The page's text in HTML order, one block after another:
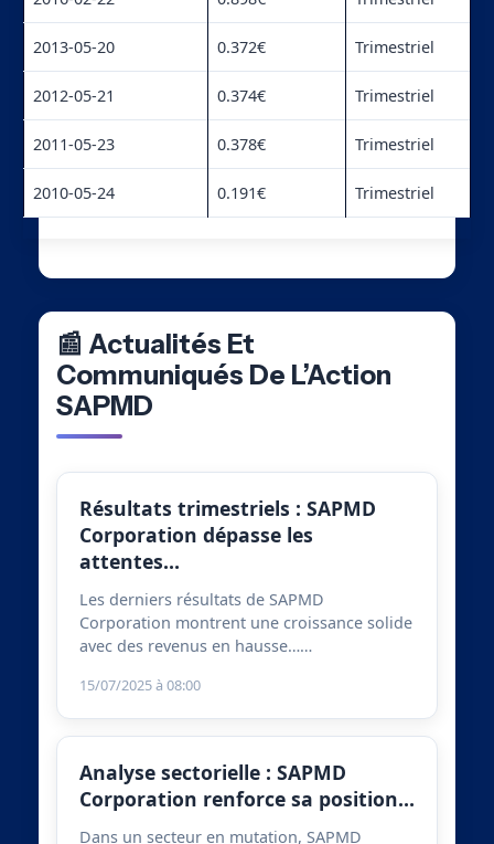
2013-05-20 0.372€ Trimestriel
2012-05-21 0.374€ Trimestriel
2011-05-23 0.378€ Trimestriel
2010-05-24 0.191€ Trimestriel
📰 Actualités Et
Communiqués De L’Action
SAPMD
Résultats trimestriels : SAPMD
Corporation dépasse les
attentes…
Les derniers résultats de SAPMD
Corporation montrent une croissance solide
avec des revenus en hausse……
15/07/2025 à 08:00
Analyse sectorielle : SAPMD
Corporation renforce sa position…
Dans un secteur en mutation, SAPMD